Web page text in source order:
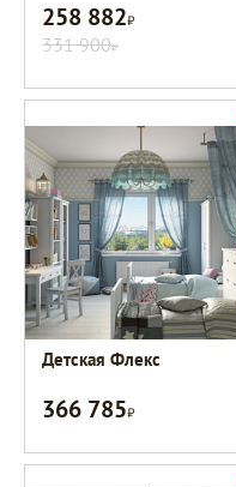
258 882Р
331 900Р
Детская Флекс
366 785Р